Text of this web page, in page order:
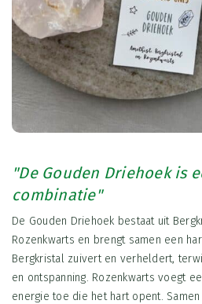
"De Gouden Driehoek is
combinatie"
De Gouden Driehoek bestaat uit
Rozenkwarts en brengt samen een
Bergkristal zuivert en verheldert,
en ontspanning. Rozenkwarts voegt
energie toe die het hart opent.